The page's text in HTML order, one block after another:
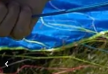
Journée d’initation